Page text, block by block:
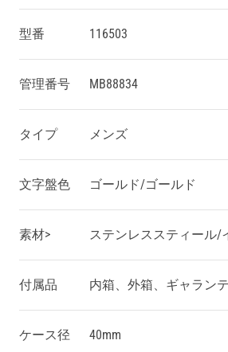
型番 116503
管理番号 MB88834
タイプ メンズ
文字盤色 ゴールド/ゴールド
素材> ステンレススティール/
付属品 内箱、外箱、ギャラン
ケース径 40mm